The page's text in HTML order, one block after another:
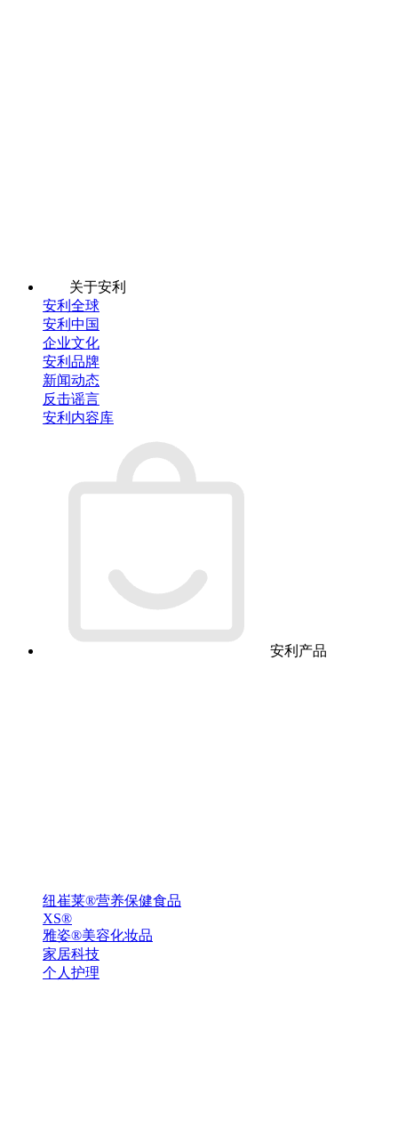
关于安利
安利全球
安利中国
企业文化
安利品牌
新闻动态
反击谣言
安利内容库
安利产品
纽崔莱®营养保健食品
XS®
雅姿®美容化妆品
家居科技
个人护理